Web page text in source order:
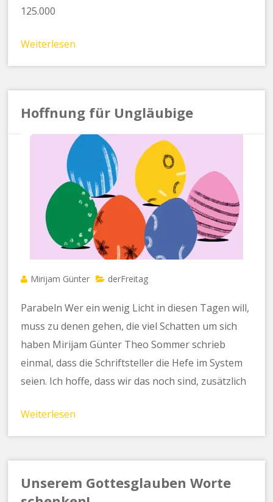
125.000
Weiterlesen
Hoffnung für Ungläubige
Mirijam Günter derFreitag
Parabeln Wer ein wenig Licht in diesen Tagen will,
muss zu denen gehen, die viel Schatten um sich
haben Mirijam Günter Theo Sommer schrieb
einmal, dass die Schriftsteller die Hefe im System
seien. Ich hoffe, dass wir das noch sind, zusätzlich
Weiterlesen
Unserem Gottesglauben Worte